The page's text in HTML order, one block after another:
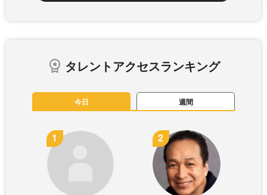
タレントアクセスランキング
今日 週間